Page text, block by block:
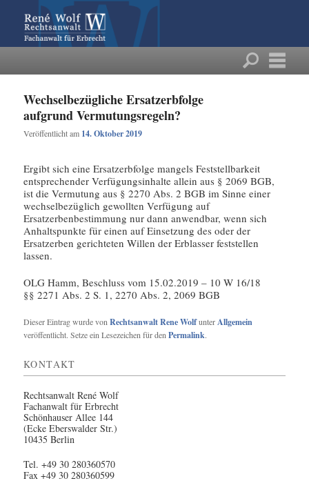
Wechselbezügliche Ersatzerbfolge
aufgrund Vermutungsregeln?
Veröffentlicht am 14. Oktober 2019
Ergibt sich eine Ersatzerbfolge mangels Feststellbarkeit
entsprechender Verfügungsinhalte allein aus § 2069 BGB,
ist die Vermutung aus § 2270 Abs. 2 BGB im Sinne einer
wechselbezüglich gewollten Verfügung auf
Ersatzerbenbestimmung nur dann anwendbar, wenn sich
Anhaltspunkte für einen auf Einsetzung des oder der
Ersatzerben gerichteten Willen der Erblasser feststellen
lassen.
OLG Hamm, Beschluss vom 15.02.2019 – 10 W 16/18
§§ 2271 Abs. 2 S. 1, 2270 Abs. 2, 2069 BGB
Dieser Eintrag wurde vonRechtsanwalt Rene WolfunterAllgemein
veröffentlicht. Setze ein Lesezeichen für denPermalink.
KONTAKT
Rechtsanwalt René Wolf
Fachanwalt für Erbrecht
Schönhauser Allee 144
(Ecke Eberswalder Str.)
10435 Berlin
Tel.+49 30 280360570
Fax+49 30 280360599